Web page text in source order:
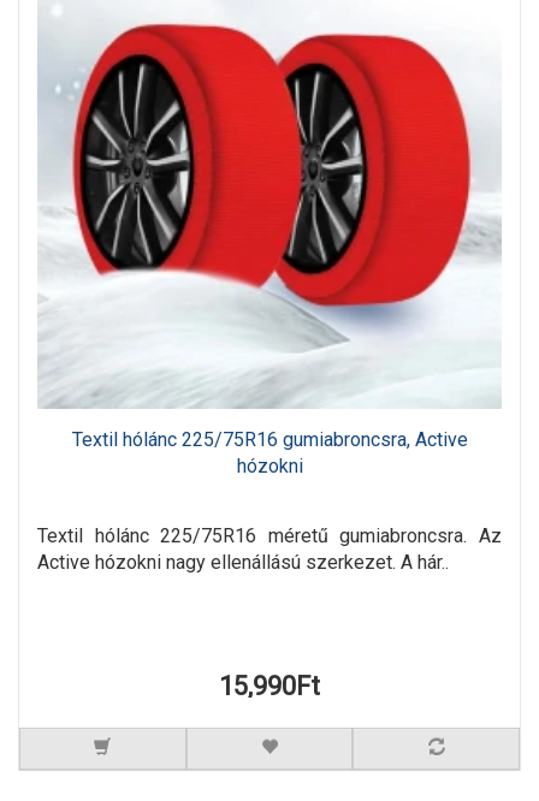
Textil hólánc 225/75R16 gumiabroncsra, Active
hózokni
Textil hólánc 225/75R16 méretű gumiabroncsra. Az
Active hózokni nagy ellenállású szerkezet. A hár..
15,990Ft